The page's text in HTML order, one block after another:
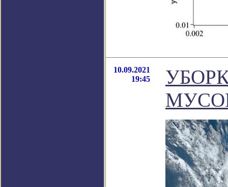
10.09.2021
19:45